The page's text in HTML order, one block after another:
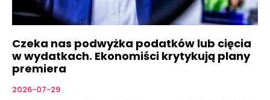
Czeka nas podwyżka podatków lub cięcia
w wydatkach. Ekonomiści krytykują plany
premiera
2026-07-29